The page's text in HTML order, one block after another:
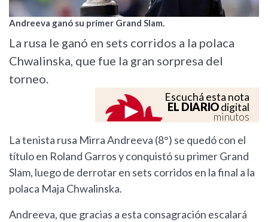
Andreeva ganó su primer Grand Slam.
La rusa le ganó en sets corridos a la polaca
Chwalinska, que fue la gran sorpresa del
torneo.
Escuchá esta nota
EL DIARIOdigital
minutos
La tenista rusa Mirra Andreeva (8°) se quedó con el
título en Roland Garros y conquistó su primer Grand
Slam, luego de derrotar en sets corridos en la final a la
polaca Maja Chwalinska.
Andreeva, que gracias a esta consagración escalará